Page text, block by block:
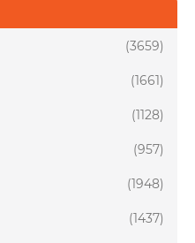
(3659)
(1661)
(1128)
(957)
(1948)
(1437)